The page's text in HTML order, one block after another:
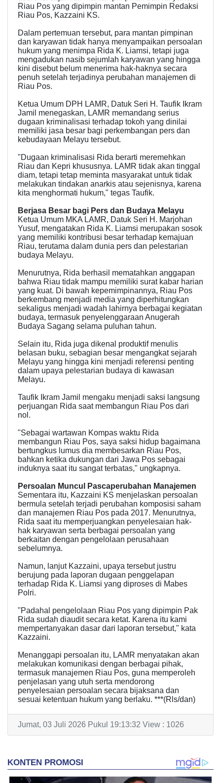
Riau Pos yang dipimpin mantan Pemimpin Redaksi
Riau Pos, Kazzaini KS.
Dalam pertemuan tersebut, para mantan pimpinan
dan karyawan tidak hanya menyampaikan persoalan
hukum yang menimpa Rida K. Liamsi, tetapi juga
mengadukan nasib sejumlah karyawan yang hingga
kini disebut belum menerima hak-haknya secara
penuh setelah terjadinya perubahan manajemen di
Riau Pos.
Ketua Umum DPH LAMR, Datuk Seri H. Taufik Ikram
Jamil menegaskan, LAMR memandang serius
dugaan kriminalisasi terhadap tokoh yang dinilai
memiliki jasa besar bagi perkembangan pers dan
kebudayaan Melayu tersebut.
"Dugaan kriminalisasi Rida berarti meremehkan
Riau dan Kepri khususnya. LAMR tidak akan tinggal
diam, tetapi tetap meminta masyarakat untuk tidak
melakukan tindakan anarkis atau sejenisnya, karena
kita menghormati hukum," tegas Taufik.
Berjasa Besar bagi Pers dan Budaya Melayu
Ketua Umum MKA LAMR, Datuk Seri H. Marjohan
Yusuf, mengatakan Rida K. Liamsi merupakan sosok
yang memiliki kontribusi besar terhadap kemajuan
Riau, terutama dalam dunia pers dan pelestarian
budaya Melayu.
Menurutnya, Rida berhasil mematahkan anggapan
bahwa Riau tidak mampu memiliki surat kabar harian
yang kuat. Di bawah kepemimpinannya, Riau Pos
berkembang menjadi media yang diperhitungkan
sekaligus menjadi wadah lahirnya berbagai kegiatan
budaya, termasuk penyelenggaraan Anugerah
Budaya Sagang selama puluhan tahun.
Selain itu, Rida juga dikenal produktif menulis
belasan buku, sebagian besar mengangkat sejarah
Melayu yang hingga kini menjadi referensi penting
dalam upaya pelestarian budaya di kawasan
Melayu.
Taufik Ikram Jamil mengaku menjadi saksi langsung
perjuangan Rida saat membangun Riau Pos dari
nol.
"Sebagai wartawan Kompas waktu Rida
membangun Riau Pos, saya saksi hidup bagaimana
bertungkus lumus dia membesarkan Riau Pos,
bahkan ketika dukungan dari Jawa Pos sebagai
induknya saat itu sangat terbatas," ungkapnya.
Persoalan Muncul Pascaperubahan Manajemen
Sementara itu, Kazzaini KS menjelaskan persoalan
bermula setelah terjadi perubahan komposisi saham
dan manajemen Riau Pos pada 2017. Menurutnya,
Rida saat itu memperjuangkan penyelesaian hak-
hak karyawan serta berbagai persoalan yang
berkaitan dengan pengelolaan perusahaan
sebelumnya.
Namun, lanjut Kazzaini, upaya tersebut justru
berujung pada laporan dugaan penggelapan
terhadap Rida K. Liamsi yang diproses di Mabes
Polri.
"Padahal pengelolaan Riau Pos yang dipimpin Pak
Rida sudah diaudit secara ketat. Karena itu kami
mempertanyakan dasar dari laporan tersebut," kata
Kazzaini.
Menanggapi persoalan itu, LAMR menyatakan akan
melakukan komunikasi dengan berbagai pihak,
termasuk manajemen Riau Pos, guna memperoleh
penjelasan yang utuh serta mendorong
penyelesaian persoalan secara bijaksana dan
sesuai ketentuan hukum yang berlaku. ***(Rls/dan)
Jumat, 03 Juli 2026 Pukul 19:13:32 View : 1026